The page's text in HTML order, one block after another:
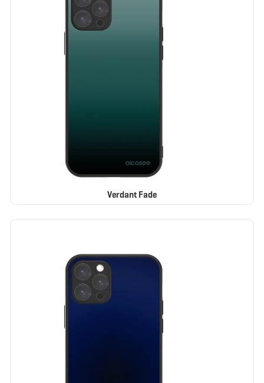
Verdant Fade